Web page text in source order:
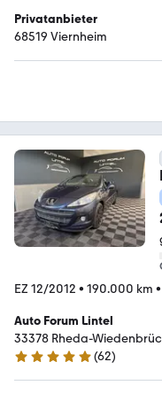
Privatanbieter
68519 Viernheim
EZ 12/2012 • 190.000 km •
Auto Forum Lintel
33378 Rheda-
5 Sterne
(62)